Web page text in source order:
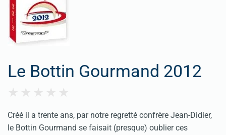
Le Bottin Gourmand 2012
Créé il a trente ans, par notre regretté confrère Jean-Didier,
le Bottin Gourmand se faisait (presque) oublier ces